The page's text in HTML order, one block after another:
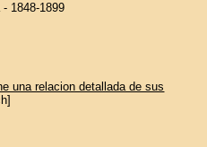
1848-1899
una relacion detallada de sus